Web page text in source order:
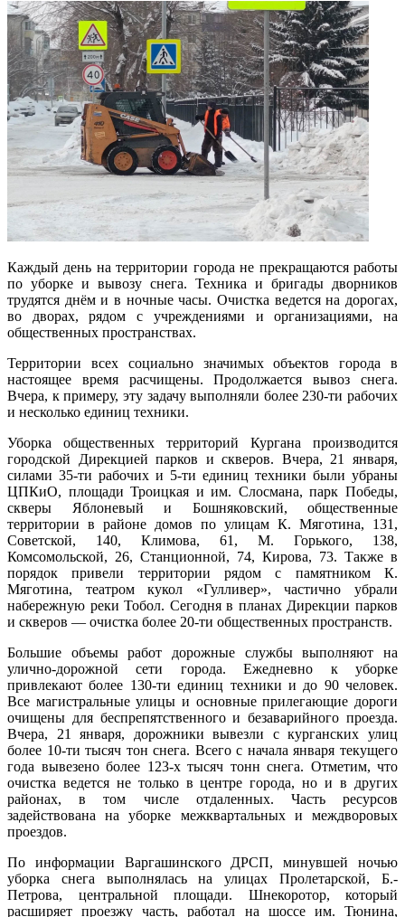
Каждый день на территории города не прекращаются работы
по уборке и вывозу снега. Техника и бригады дворников
трудятся днём и в ночные часы. Очистка ведется на дорогах,
во дворах, рядом с учреждениями и организациями, на
общественных пространствах.
Территории всех социально значимых объектов города в
настоящее время расчищены. Продолжается вывоз снега.
Вчера, к примеру, эту задачу выполняли более 230-ти рабочих
и несколько единиц техники.
Уборка общественных территорий Кургана производится
городской Дирекцией парков и скверов. Вчера, 21 января,
силами 35-ти рабочих и 5-ти единиц техники были убраны
ЦПКиО, площади Троицкая и им. Слосмана, парк Победы,
скверы Яблоневый и Бошняковский, общественные
территории в районе домов по улицам К. Мяготина, 131,
Советской, 140, Климова, 61, М. Горького, 138,
Комсомольской, 26, Станционной, 74, Кирова, 73. Также в
порядок привели территории рядом с памятником К.
Мяготина, театром кукол «Гулливер», частично убрали
набережную реки Тобол. Сегодня в планах Дирекции парков
и скверов — очистка более 20-ти общественных пространств.
Большие объемы работ дорожные службы выполняют на
улично-дорожной сети города. Ежедневно к уборке
привлекают более 130-ти единиц техники и до 90 человек.
Все магистральные улицы и основные прилегающие дороги
очищены для беспрепятственного и безаварийного проезда.
Вчера, 21 января, дорожники вывезли с курганских улиц
более 10-ти тысяч тон снега. Всего с начала января текущего
года вывезено более 123-х тысяч тонн снега. Отметим, что
очистка ведется не только в центре города, но и в других
районах, в том числе отдаленных. Часть ресурсов
задействована на уборке межквартальных и междворовых
проездов.
По информации Варгашинского ДРСП, минувшей ночью
уборка снега выполнялась на улицах Пролетарской, Б.-
Петрова, центральной площади. Шнекоротор, который
расширяет проезжу часть, работал на шоссе им. Тюнина,